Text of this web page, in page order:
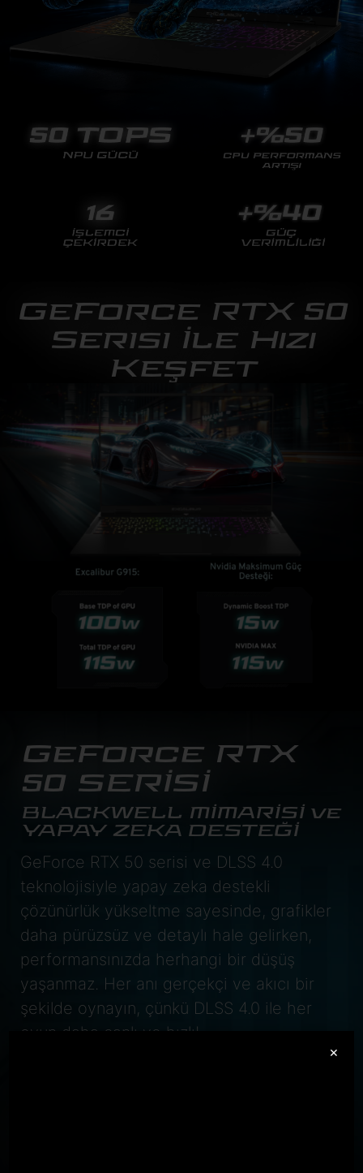
GeForce RTX 50
Serisi İle Hızı
Keşfet
GeForce RTX
50 SERİSİ
BLACKWELL MİMARİSİ ve
YAPAY ZEKA DESTEĞİ
GeForce RTX 50 serisi ve DLSS 4.0
teknolojisiyle yapay zeka destekli
çözünürlük yükseltme sayesinde, grafikler
daha pürüzsüz ve detaylı hale gelirken,
performansınızda herhangi bir düşüş
yaşanmaz. Her anı gerçekçi ve akıcı bir
şekilde oynayın, çünkü DLSS 4.0 ile her
oyun daha canlı ve hızlı!
×